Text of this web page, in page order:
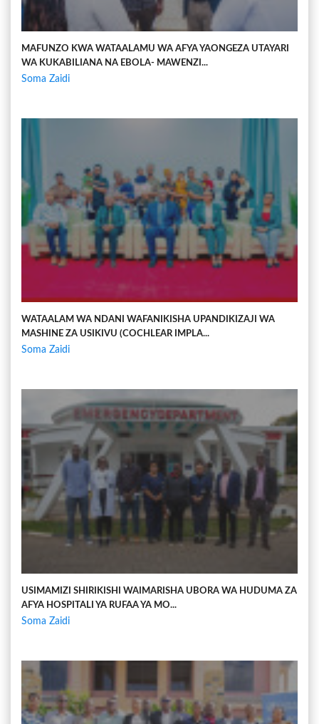
MAFUNZO KWA WATAALAMU WA AFYA YAONGEZA UTAYARI
WA KUKABILIANA NA EBOLA- MAWENZI...
Soma Zaidi
WATAALAM WA NDANI WAFANIKISHA UPANDIKIZAJI WA
MASHINE ZA USIKIVU (COCHLEAR IMPLA...
Soma Zaidi
USIMAMIZI SHIRIKISHI WAIMARISHA UBORA WA HUDUMA ZA
AFYA HOSPITALI YA RUFAA YA MO...
Soma Zaidi